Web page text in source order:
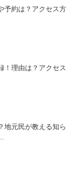
予約は？アクセス方
！理由は？アクセス
地元民が教える知ら